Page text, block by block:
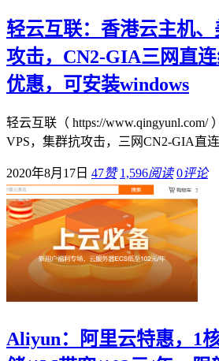
轻云互联：香港云主机
攻击，CN2-GIA三网直
优惠，可安装windows
轻云互联（ https://www.qingyunl.com/
VPS，集群抗攻击，三网CN2-GIA直
2020年8月17日 47赞 1,596阅读 0评论
Aliyun：阿里云特惠，1